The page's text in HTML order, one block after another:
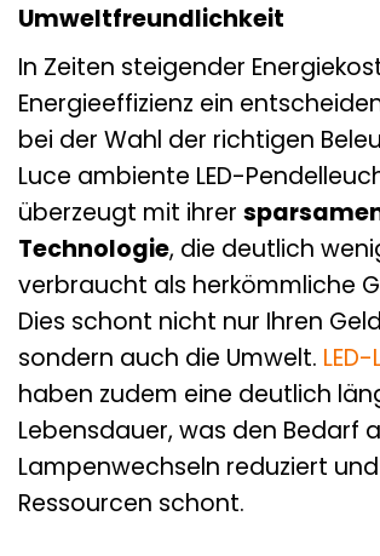
Umweltfreundlichkeit
In Zeiten steigender
Energieeffizienz ein
bei der Wahl der richtigen
Luce ambiente LED-
überzeugt mit ihrer
Technologie, die deutlich
verbraucht als herkömmliche
Dies schont nicht nur Ihren
sondern auch die Umwelt.
haben zudem eine deutlich
Lebensdauer, was den Bedarf
Lampenwechseln reduziert
Ressourcen schont.